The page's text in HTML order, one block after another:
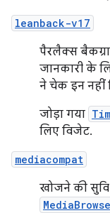
leanback-v17
पैरलैक्स
जानकारी के
ने चेक इन नहीं
जोड़ा गया
लिए विजेट.
mediacompat
खोजने की